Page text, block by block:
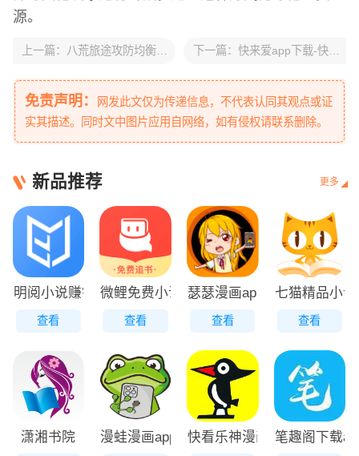
源。
上一篇： 八荒旅途攻防均衡流阵容玩法攻略一览 下一篇：快来爱app下载-快来爱交友软件v5.7.61-官方正版
免责声明：
网发此文仅为传递信息，不代表认同其观点或证
实其描述。同时文中图片应用自网络，如有侵权请联系删除。
新品推荐 更多
明阅小说赚钱下载
查看
微鲤免费小说下载
查看
瑟瑟漫画app最新版
查看
七猫精品小
查看
潇湘书院 漫蛙漫画app免费版快看乐神漫画下载笔趣阁下载